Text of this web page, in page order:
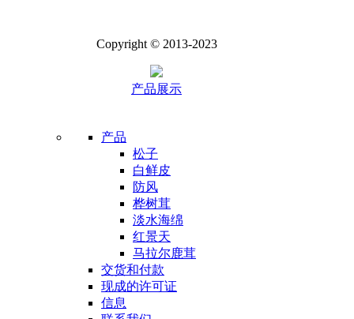
Copyright © 2013-2023
产品展示
产品
松子
白鲜皮
防风
桦树茸
淡水海绵
红景天
马拉尔鹿茸
交货和付款
现成的许可证
信息